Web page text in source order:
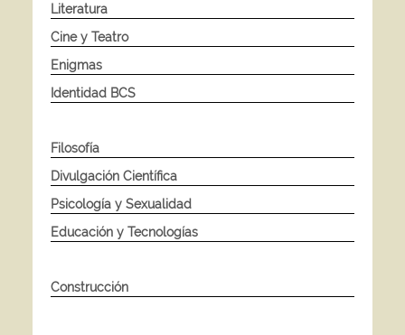
Literatura
Cine y Teatro
Enigmas
Identidad BCS
Filosofía
Divulgación Científica
Psicología y Sexualidad
Educación y Tecnologías
Construcción